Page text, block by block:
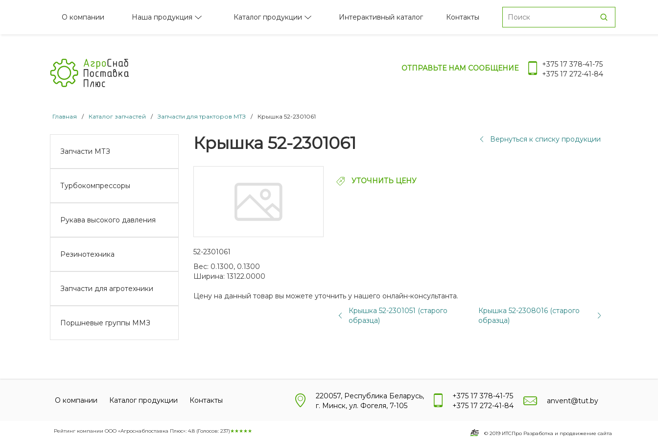
О компании Наша продукция Каталог продукции Интерактивный каталог Контакты
ОТПРАВЬТЕ НАМ СООБЩЕНИЕ
+375 17 378-41-75
+375 17 272-41-84
Главная / Каталог запчастей / Запчасти для тракторов МТЗ / Крышка 52-2301061
Запчасти МТЗ
Турбокомпрессоры
Рукава высокого давления
Резинотехника
Запчасти для агротехники
Поршневые группы ММЗ
Крышка 52-2301061 Вернуться к списку продукции
УТОЧНИТЬ ЦЕНУ
52-2301061
Вес: 0.1300, 0.1300
Ширина: 13122.0000
Цену на данный товар вы можете уточнить у нашего онлайн-консультанта.
Крышка 52-2301051 (старого
образца)
Крышка 52-2308016 (старого
образца)
О компании Каталог продукции Контакты
220057, Республика Беларусь,
г. Минск, ул. Фогеля, 7-105
+375 17 378-41-75
+375 17 272-41-84
anvent@tut.by
Рейтинг компании ООО «Агроснабпоставка Плюс»: 4.8 (Голосов: 237)★★★★★ © 2019 ИТСПро Разработка и продвижение сайта